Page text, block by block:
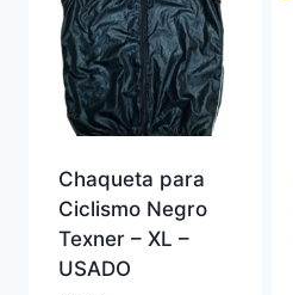
Chaqueta para
Ciclismo Negro
Texner – XL –
USADO